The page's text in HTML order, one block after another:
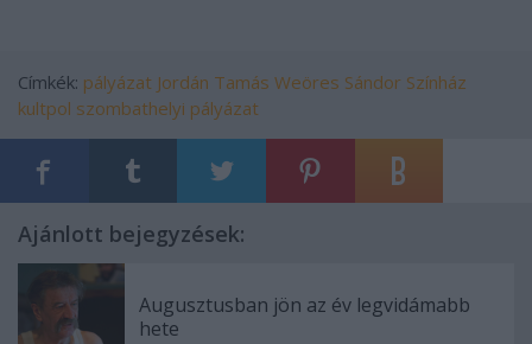
Címkék: pályázat Jordán Tamás Weöres Sándor Színház
kultpol szombathelyi pályázat
Ajánlott bejegyzések:
Augusztusban jön az év legvidámabb
hete